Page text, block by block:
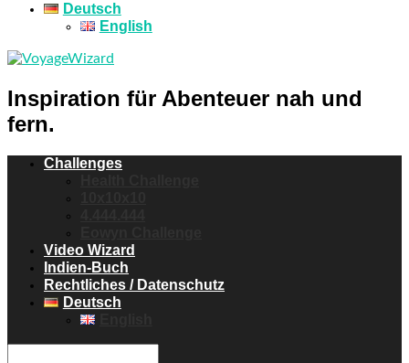
Deutsch
English
Inspiration für Abenteuer nah und
fern.
Challenges
Video Wizard
Indien-Buch
Rechtliches / Datenschutz
Deutsch